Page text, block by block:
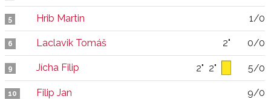
5 Hrib Martin 1/0
6 Laclavik Tomáš 2" 0/0
9 Jícha Filip 2" 2" 5/0
10 Filip Jan 9/0